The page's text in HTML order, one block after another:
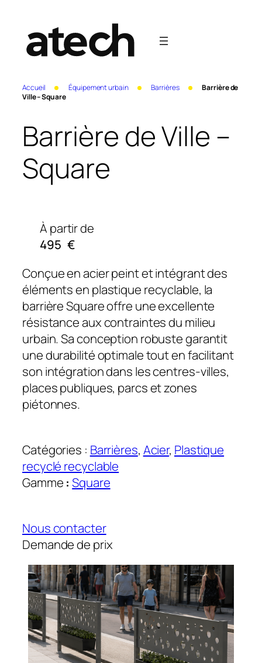
Accueil Équipement urbain Barrières
Barrière de
Ville – Square
Barrière de Ville –
Square
À partir de
495 €
Conçue en acier peint et intégrant des
éléments en plastique recyclable, la
barrière Square offre une excellente
résistance aux contraintes du milieu
urbain. Sa conception robuste garantit
une durabilité optimale tout en facilitant
son intégration dans les centres-villes,
places publiques, parcs et zones
piétonnes.
Catégories : Barrières, Acier, Plastique
recyclé recyclable
Gamme : Square
Nous contacter
Demande de prix